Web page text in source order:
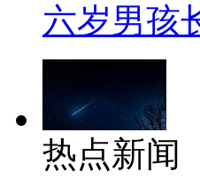
六岁男孩
热点新闻